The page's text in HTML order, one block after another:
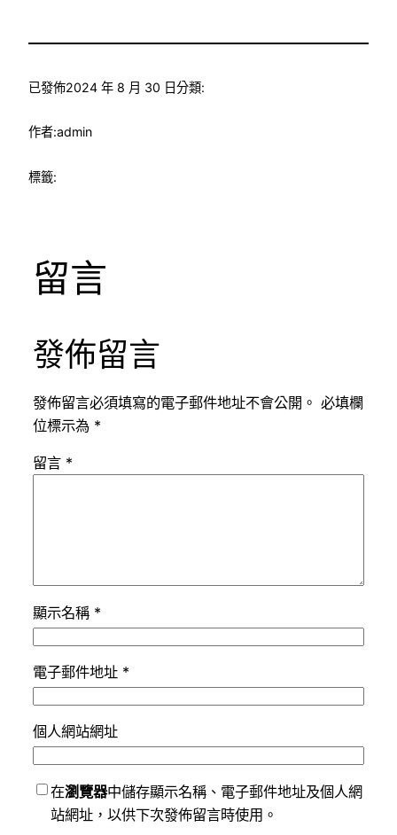
已發佈2024 年 8 月 30 日分類:
作者:admin
標籤:
留言
發佈留言
發佈留言必須填寫的電子郵件地址不會公開。 必填欄
位標示為 *
留言 *
顯示名稱 *
電子郵件地址 *
個人網站網址
在瀏覽器中儲存顯示名稱、電子郵件地址及個人網
站網址，以供下次發佈留言時使用。